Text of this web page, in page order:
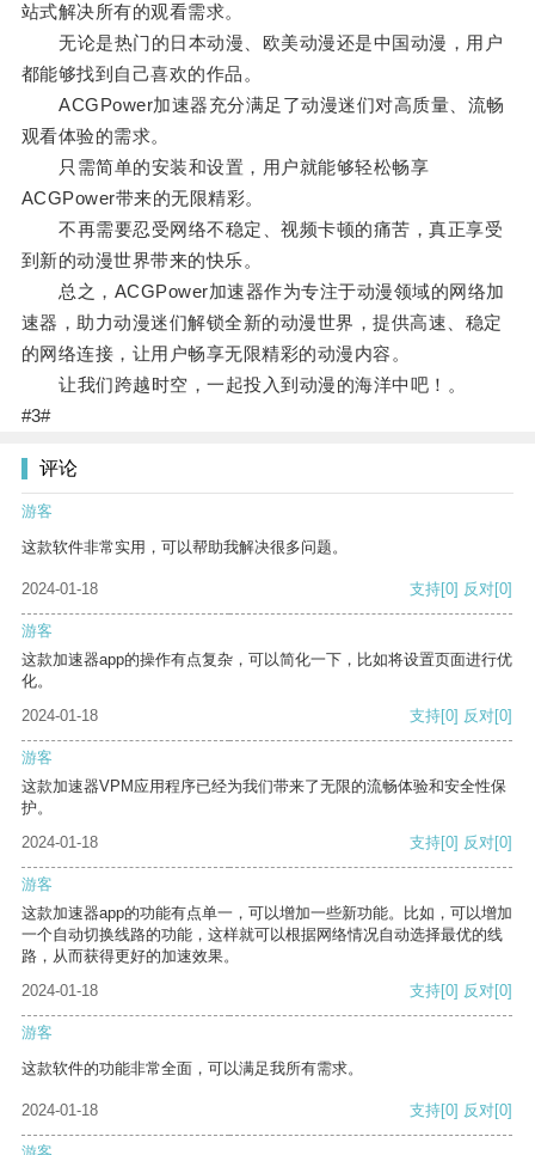
站式解决所有的观看需求。
无论是热门的日本动漫、欧美动漫还是中国动漫，用户
都能够找到自己喜欢的作品。
ACGPower加速器充分满足了动漫迷们对高质量、流畅
观看体验的需求。
只需简单的安装和设置，用户就能够轻松畅享
ACGPower带来的无限精彩。
不再需要忍受网络不稳定、视频卡顿的痛苦，真正享受
到新的动漫世界带来的快乐。
总之，ACGPower加速器作为专注于动漫领域的网络加
速器，助力动漫迷们解锁全新的动漫世界，提供高速、稳定
的网络连接，让用户畅享无限精彩的动漫内容。
让我们跨越时空，一起投入到动漫的海洋中吧！。
#3#
评论
游客
这款软件非常实用，可以帮助我解决很多问题。
2024-01-18 支持[0] 反对[0]
游客
这款加速器app的操作有点复杂，可以简化一下，比如将设置页面进行优
化。
2024-01-18
支持[0] 反对[0]
游客
这款加速器VPM应用程序已经为我们带来了无限的流畅体验和安全性保
护。
2024-01-18
支持[0] 反对[0]
游客
这款加速器app的功能有点单一，可以增加一些新功能。比如，可以增加
一个自动切换线路的功能，这样就可以根据网络情况自动选择最优的线
路，从而获得更好的加速效果。
2024-01-18
支持[0] 反对[0]
游客
这款软件的功能非常全面，可以满足我所有需求。
2024-01-18 支持[0] 反对[0]